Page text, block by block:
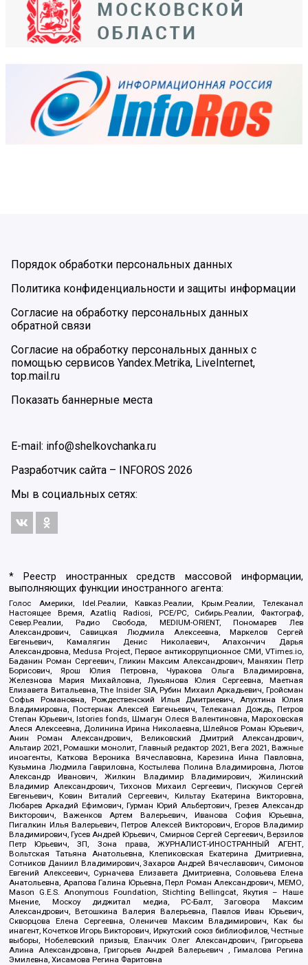
Порядок обработки персональных данных
Политика конфиденциальности и защиты информации
Согласие на обработку персональных данных
обратной связи
Согласие на обработку персональных данных с
помощью сервисов Yandex.Metrika, LiveInternet,
top.mail.ru
Показать баннерные места
E-mail: info@shelkovchanka.ru
Разработчик сайта –
INFOROS 2026
Мы в социальных сетях:
* Реестр иностранных средств массовой информации,
выполняющих функции иностранного агента:
Голос Америки, Idel.Реалии, Кавказ.Реалии, Крым.Реалии, Телеканал
Настоящее Время, Azatliq Radiosi, PCE/PC, Сибирь.Реалии, Фактограф,
Север.Реалии, Радио Свобода, MEDIUM-ORIENT, Пономарев Лев
Александрович, Савицкая Людмила Алексеевна, Маркелов Сергей
Евгеньевич, Камалягин Денис Николаевич, Апахончич Дарья
Александровна, Medusa Project, Первое антикоррупционное СМИ, VTimes.io,
Баданин Роман Сергеевич, Гликин Максим Александрович, Маняхин Петр
Борисович, Ярош Юлия Петровна, Чуракова Ольга Владимировна,
Железнова Мария Михайловна, Лукьянова Юлия Сергеевна, Маетная
Елизавета Витальевна, The Insider SIA, Рубин Михаил Аркадьевич, Гройсман
Софья Романовна, Рождественский Илья Дмитриевич, Апухтина Юлия
Владимировна, Постернак Алексей Евгеньевич, Телеканал Дождь, Петров
Степан Юрьевич, Istories fonds, Шмагун Олеся Валентиновна, Мароховская
Алеся Алексеевна, Долинина Ирина Николаевна, Шлейнов Роман Юрьевич,
Анин Роман Александрович, Великовский Дмитрий Александрович,
Альтаир 2021, Ромашки монолит, Главный редактор 2021, Вега 2021, Важные
иноагенты, Каткова Вероника Вячеславовна, Карезина Инна Павловна,
Кузьмина Людмила Гавриловна, Костылева Полина Владимировна, Лютов
Александр Иванович, Жилкин Владимир Владимирович, Жилинский
Владимир Александрович, Тихонов Михаил Сергеевич, Пискунов Сергей
Евгеньевич, Ковин Виталий Сергеевич, Кильтау Екатерина Викторовна,
Любарев Аркадий Ефимович, Гурман Юрий Альбертович, Грезев Александр
Викторович, Важенков Артем Валерьевич, Иванова София Юрьевна,
Пигалкин Илья Валерьевич, Петров Алексей Викторович, Егоров Владимир
Владимирович, Гусев Андрей Юрьевич, Смирнов Сергей Сергеевич, Верзилов
Петр Юрьевич, ЗП, Зона права, ЖУРНАЛИСТ-ИНОСТРАННЫЙ АГЕНТ,
Вольтская Татьяна Анатольевна, Клепиковская Екатерина Дмитриевна,
Сотников Даниил Владимирович, Захаров Андрей Вячеславович, Симонов
Евгений Алексеевич, Сурначева Елизавета Дмитриевна, Соловьева Елена
Анатольевна, Арапова Галина Юрьевна, Перл Роман Александрович, МЕМО,
Mason G.E.S. Anonymous Foundation, Stichting Bellingcat, Якутия – Наше
Мнение, Москоу диджитал медиа, РС-Балт, Заговора Максим
Александрович, Ветошкина Валерия Валерьевна, Павлов Иван Юрьевич,
Скворцова Елена Сергеевна, Оленичев Максим Владимирович, Как бы
инагент, Кочетков Игорь Викторович, Иркутский союз библиофилов, Честные
выборы, Нобелевский призыв, Еланчик Олег Александрович, Григорьева
Алина Александровна, Григорьев Андрей Валерьевич , Гималова Регина
Эмилевна, Хисамова Регина Фаритовна